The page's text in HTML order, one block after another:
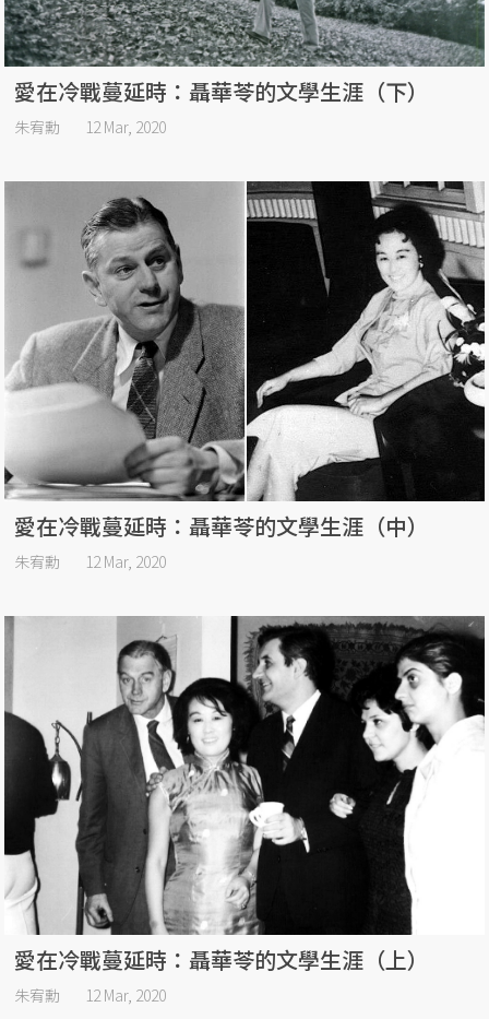
愛在冷戰蔓延時：聶華苓的文學生涯（下）
朱宥勳 12 Mar, 2020
愛在冷戰蔓延時：聶華苓的文學生涯（中）
朱宥勳 12 Mar, 2020
愛在冷戰蔓延時：聶華苓的文學生涯（上）
朱宥勳 12 Mar, 2020